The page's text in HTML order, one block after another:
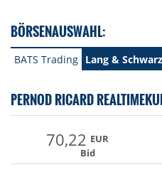
BÖRSENAUSWAHL:
BATS Trading Lang & Schwarz
PERNOD RICARD
70,22 EUR
Bid